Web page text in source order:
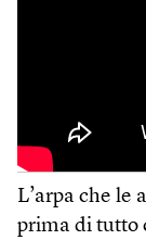
L’arpa che le
prima di tutto